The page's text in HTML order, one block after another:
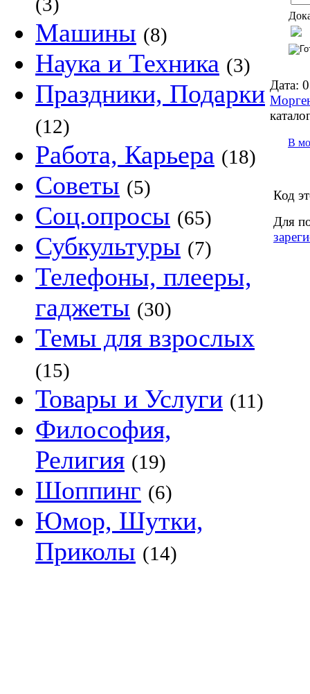
Машины (8)
Наука и Техника (3)
Праздники, Подарки
(12)
Работа, Карьера (18)
Советы (5)
Соц.опросы (65)
Субкультуры (7)
Телефоны, плееры,
гаджеты (30)
Темы для взрослых
(15)
Товары и Услуги (11)
Философия,
Религия (19)
Шоппинг (6)
Юмор, Шутки,
Приколы (14)
Дата:
В
Код
Для